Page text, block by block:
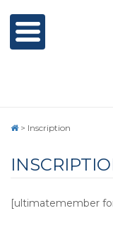
> Inscription
[ultimatemember